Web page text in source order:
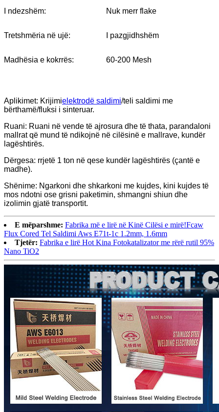
I ndezshëm: Nuk merr flake
Tretshmëria në ujë: I pazgjidhshëm
Madhësia e kokrrës: 60-200 Mesh
Aplikimet: Krijimielektrodë saldimi/teli saldimi me
bërthamë/fluksi i sinteruar.
Ruani: Ruani në vende të ajrosura dhe të thata, parandaloni
mallrat që mund të ndikojnë në cilësinë e mallrave, kundër
lagështirës.
Dërgesa: rrjetë 1 ton në qese kundër lagështirës (çantë e
madhe).
Shënime: Ngarkoni dhe shkarkoni me kujdes, kini kujdes të
mos ndotni ose grisni paketimin, shmangni shiun dhe
izolimin gjatë transportit.
E mëparshme: Fabrika më e lirë në Kinë Cilësi e mirë!Fcaw
Flux Cored Tel Saldimi Aws E71t-1c 1.2mm, 1.6mm
Tjetër: Fabrika e lirë Hot Kina Fotokatalizator me rërë rutil 95%
Nano TiO2